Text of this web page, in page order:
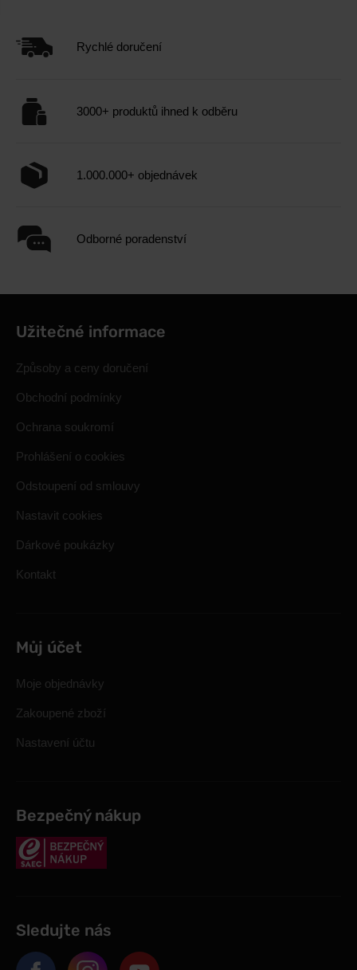
Rychlé doručení
3000+ produktů ihned k odběru
1.000.000+ objednávek
Odborné poradenství
Užitečné informace
Způsoby a ceny doručení
Obchodní podmínky
Ochrana soukromí
Prohlášení o cookies
Odstoupení od smlouvy
Nastavit cookies
Dárkové poukázky
Kontakt
Můj účet
Moje objednávky
Zakoupené zboží
Nastavení účtu
Bezpečný nákup
Sledujte nás